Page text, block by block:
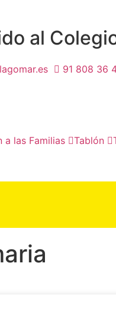
al
91 808 36
a las Familias Tablón